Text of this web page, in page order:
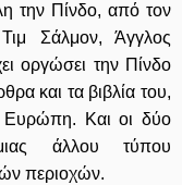
την Πίνδο, από τον
Σάλμον, Άγγλος
οργώσει την Πίνδο
και τα βιβλία του,
Ευρώπη. Και οι δύο
άλλου τύπου
περιοχών.